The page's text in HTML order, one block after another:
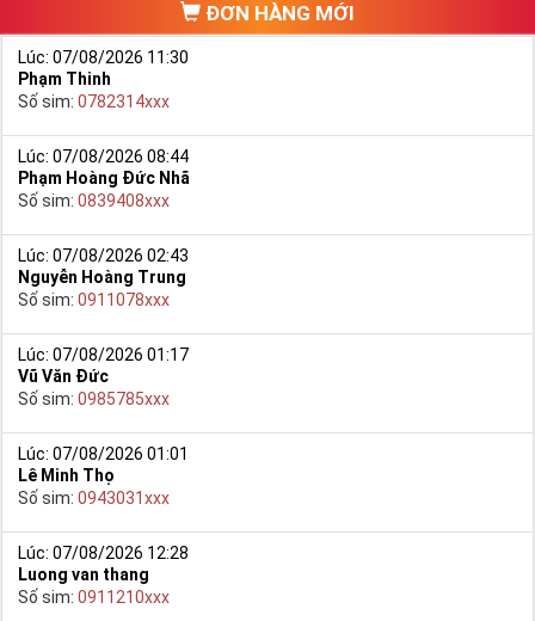
ĐƠN HÀNG MỚI
Lúc: 07/08/2026 11:30
Phạm Thinh
Số sim: 0782314xxx
Lúc: 07/08/2026 08:44
Phạm Hoàng Đức Nhã
Số sim: 0839408xxx
Lúc: 07/08/2026 02:43
Nguyễn Hoàng Trung
Số sim: 0911078xxx
Lúc: 07/08/2026 01:17
Vũ Văn Đức
Số sim: 0985785xxx
Lúc: 07/08/2026 01:01
Lê Minh Thọ
Số sim: 0943031xxx
Lúc: 07/08/2026 12:28
Luong van thang
Số sim: 0911210xxx